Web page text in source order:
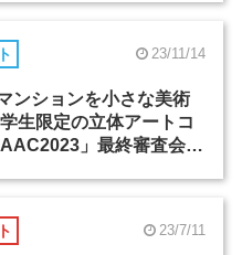
23/11/14
ンションを小さな美術
生限定の立体アートコ
」最終審査会レ
23/7/11